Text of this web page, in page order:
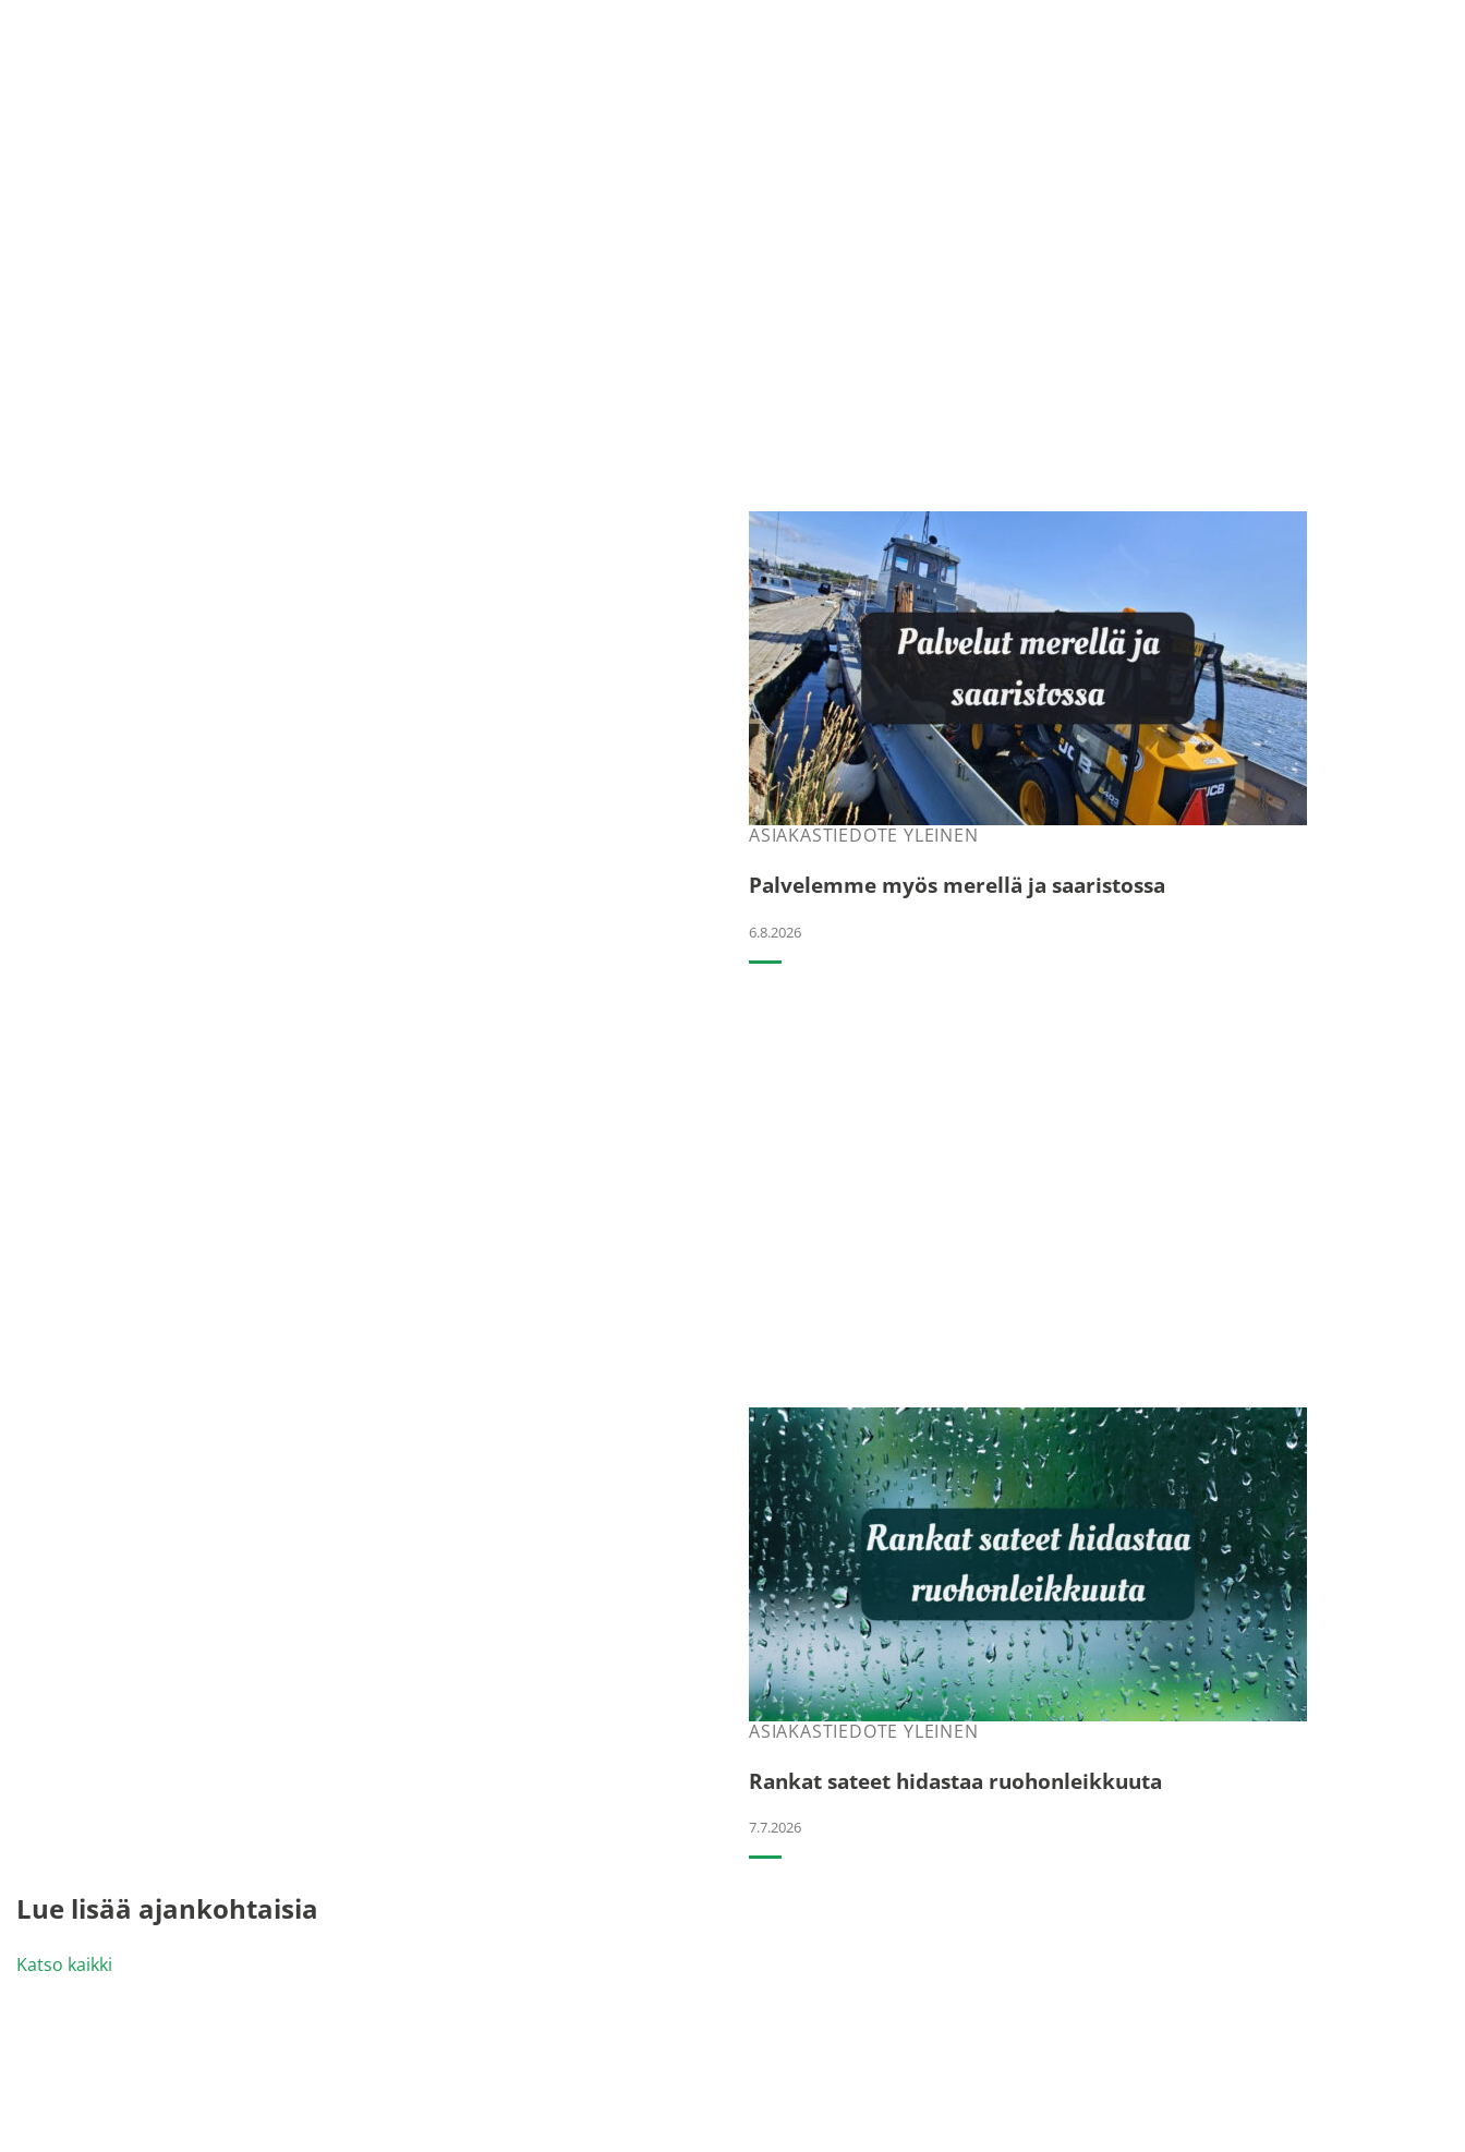
Lue lisää ajankohtaisia
Katso kaikki
ASIAKASTIEDOTE YLEINEN
Palvelemme myös merellä ja saaristossa
6.8.2026
ASIAKASTIEDOTE YLEINEN
Rankat sateet hidastaa ruohonleikkuuta
7.7.2026